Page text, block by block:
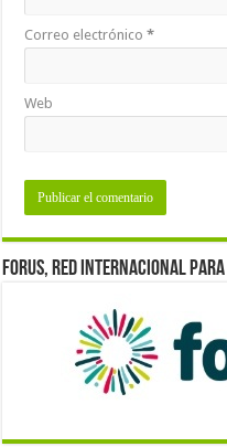
Correo electrónico*
Web
Forus, red internacional